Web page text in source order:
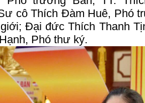
cô Thích Đàm Huê, Phó
Đại đức Thích Thanh
Phó thư ký.